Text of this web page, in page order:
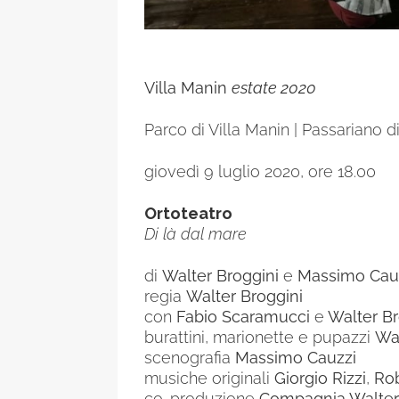
Villa Manin estate 2020
Parco di Villa Manin | Passariano
giovedì 9 luglio 2020, ore 18.00
Ortoteatro
Di là dal mare
di Walter Broggini e Massimo
regia Walter Broggini
con Fabio Scaramucci e Walter
burattini, marionette e pupazzi
scenografia Massimo Cauzzi
musiche originali Giorgio Rizzi,